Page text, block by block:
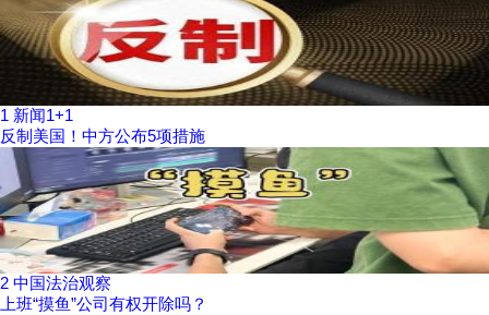
1 新闻1+1
反制美国！中方公布5项措施
2 中国法治观察
上班“摸鱼”公司有权开除吗？